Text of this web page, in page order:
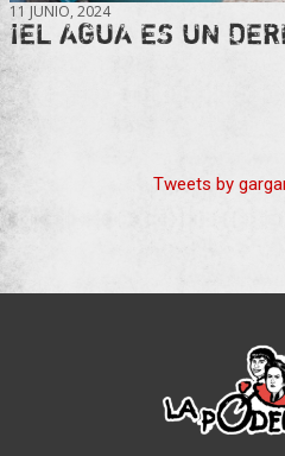
11 JUNIO, 2024
¡EL AGUA ES UN
Tweets by